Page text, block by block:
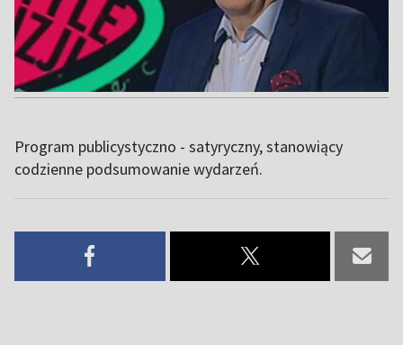
Program publicystyczno - satyryczny, stanowiący
codzienne podsumowanie wydarzeń.